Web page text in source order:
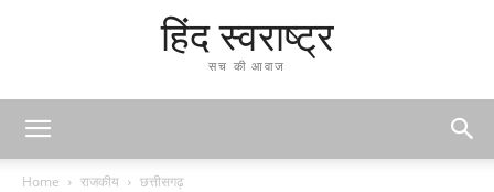
हिंद स्वराष्ट्र
सच की आवाज
Home राजकीय छत्तीसगढ़